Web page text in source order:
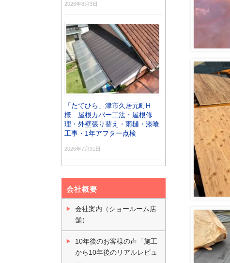
2026年8月3日
「たてひら」津市久居元町H
様 屋根カバー工法・屋根修
理・外壁張り替え・雨樋・漆喰
工事・1年アフター点検
2026年7月31日
会社概要
会社案内（ショールーム店
舗）
10年後のお客様の声「施工
から10年後のリアルレビュ